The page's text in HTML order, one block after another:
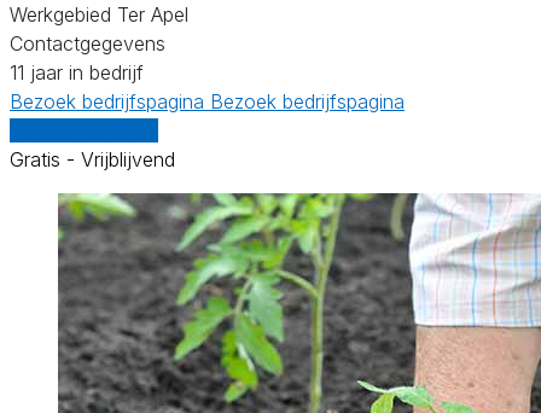
Werkgebied Ter Apel
Contactgegevens
11 jaar in bedrijf
Bezoek bedrijfspagina Bezoek bedrijfspagina
Gratis - Vrijblijvend